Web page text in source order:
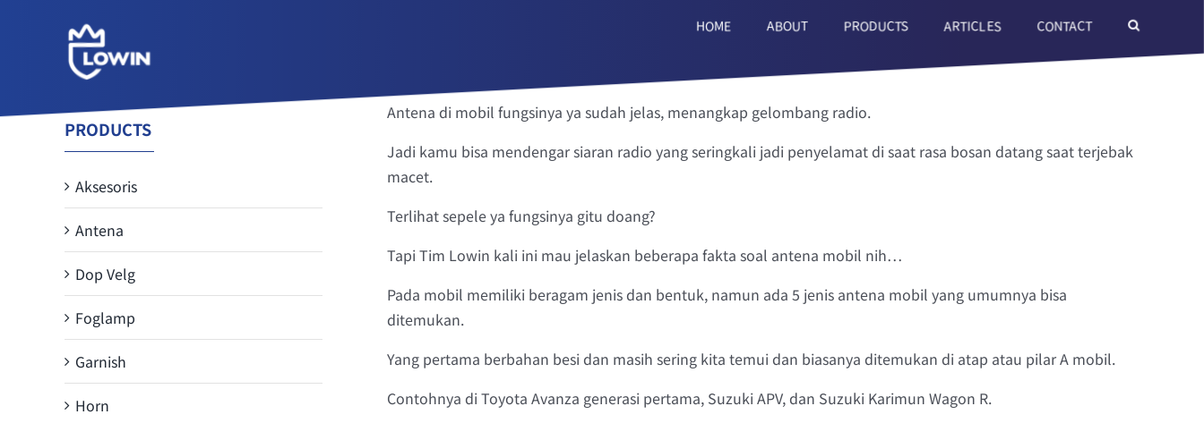
HOME ABOUT PRODUCTS ARTICLES CONTACT
Antena di mobil fungsinya ya sudah jelas, menangkap gelombang radio.
Jadi kamu bisa mendengar siaran radio yang seringkali jadi penyelamat di saat rasa bosan datang saat terjebak
macet.
Terlihat sepele ya fungsinya gitu doang?
Tapi Tim Lowin kali ini mau jelaskan beberapa fakta soal antena mobil nih…
Pada mobil memiliki beragam jenis dan bentuk, namun ada 5 jenis antena mobil yang umumnya bisa
ditemukan.
Yang pertama berbahan besi dan masih sering kita temui dan biasanya ditemukan di atap atau pilar A mobil.
Contohnya di Toyota Avanza generasi pertama, Suzuki APV, dan Suzuki Karimun Wagon R.
PRODUCTS
Aksesoris
Antena
Dop Velg
Foglamp
Garnish
Horn